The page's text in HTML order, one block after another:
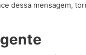
dessa mensagem,